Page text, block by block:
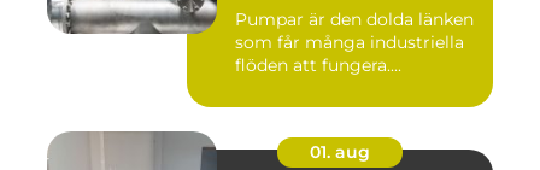
Pumpar är den dolda länken
som får många industriella
flöden att fungera....
01. aug